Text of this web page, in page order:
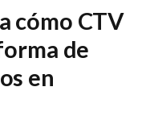
cómo CTV
de
en